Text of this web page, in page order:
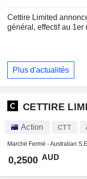
Cettire Limited
général, effectif au 1er
Plus d'actualités
CETTIRE
Action CTT
Marché Fermé -Australian
0,2500 AUD